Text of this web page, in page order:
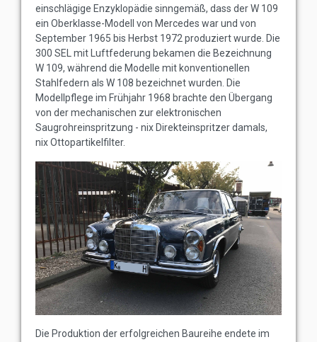
einschlägige Enzyklopädie sinngemäß, dass der W 109
ein Oberklasse-Modell von Mercedes war und von
September 1965 bis Herbst 1972 produziert wurde. Die
300 SEL mit Luftfederung bekamen die Bezeichnung
W 109, während die Modelle mit konventionellen
Stahlfedern als W 108 bezeichnet wurden. Die
Modellpflege im Frühjahr 1968 brachte den Übergang
von der mechanischen zur elektronischen
Saugrohreinspritzung - nix Direkteinspritzer damals,
nix Ottopartikelfilter.
Die Produktion der erfolgreichen Baureihe endete im